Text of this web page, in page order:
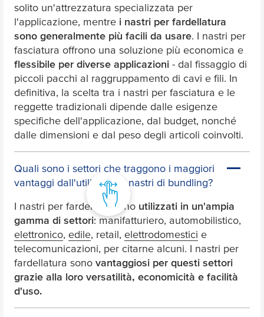
solito un'attrezzatura specializzata per
l'applicazione, mentre i nastri per fardellatura
sono generalmente più facili da usare. I nastri per
fasciatura offrono una soluzione più economica e
flessibile per diverse applicazioni - dal fissaggio di
piccoli pacchi al raggruppamento di cavi e fili. In
definitiva, la scelta tra i nastri per fasciatura e le
reggette tradizionali dipende dalle esigenze
specifiche dell'applicazione, dal budget, nonché
dalle dimensioni e dal peso degli articoli coinvolti.
Quali sono i settori che traggono i maggiori
vantaggi dall'utilizzo dei nastri di bundling?
I nastri per fardellare sono utilizzati in un'ampia
gamma di settori: manifatturiero, automobilistico,
elettronico, edile, retail, elettrodomestici e
telecomunicazioni, per citarne alcuni. I nastri per
fardellatura sono vantaggiosi per questi settori
grazie alla loro versatilità, economicità e facilità
d'uso.